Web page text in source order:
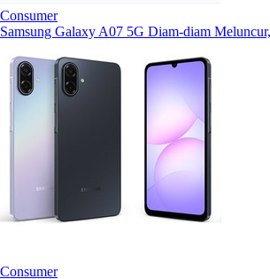
Consumer
Samsung Galaxy A07 5G Diam-diam
Consumer